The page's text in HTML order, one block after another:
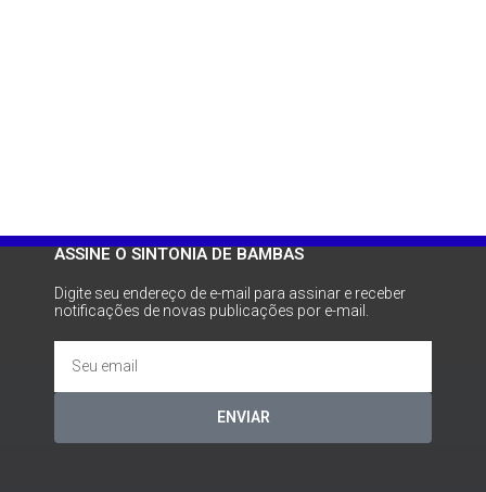
ASSINE O SINTONIA DE BAMBAS
Digite seu endereço de e-mail para assinar e receber
notificações de novas publicações por e-mail.
ENVIAR